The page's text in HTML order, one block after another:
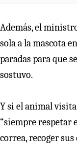
Además, el
sola a la mascota
paradas para que
sostuvo.
Y si el animal
“siempre respetar
correa, recoger